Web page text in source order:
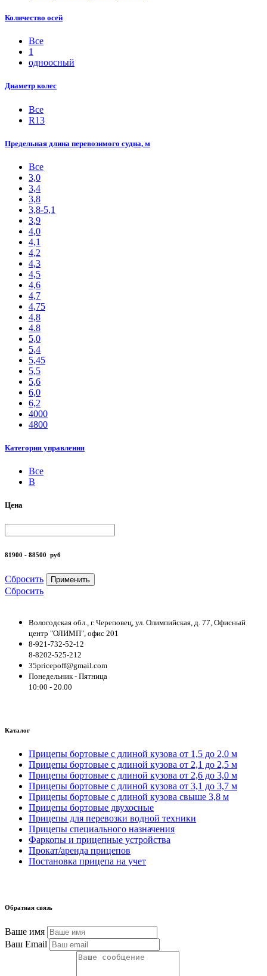
Количество осей
Все
1
одноосный
Диаметр колес
Все
R13
Предельная длина перевозимого судна, м
Все
3,0
3,4
3,8
3,8-5,1
3,9
4,0
4,1
4,2
4,3
4,5
4,6
4,7
4,75
4,8
4.8
5,0
5,4
5,45
5,5
5,6
6,0
6,2
4000
4800
Категория управления
Все
B
Цена
81900 - 88500 руб
Сбросить Применить
Сбросить
Вологодская обл., г. Череповец, ул. Олимпийская, д. 77, Офисный
центр "ОЛИМП", офис 201
8-921-732-52-12
8-8202-525-212
35pricepoff@gmail.com
Понедельник - Пятница
10:00 - 20.00
Каталог
Прицепы бортовые с длиной кузова от 1,5 до 2,0 м
Прицепы бортовые с длиной кузова от 2,1 до 2,5 м
Прицепы бортовые с длиной кузова от 2,6 до 3,0 м
Прицепы бортовые с длиной кузова от 3,1 до 3,7 м
Прицепы бортовые с длиной кузова свыше 3,8 м
Прицепы бортовые двухосные
Прицепы для перевозки водной техники
Прицепы специального назначения
Фаркопы и прицепные устройства
Прокат/аренда прицепов
Постановка прицепа на учет
Обратная связь
Ваше имя
Ваш Email